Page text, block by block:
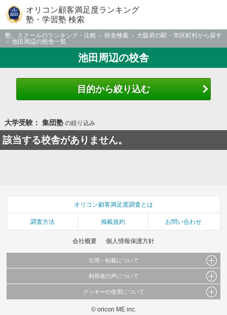
オリコン顧客満足度ランキング
塾・学習塾 検索
塾、スクールのランキング・比較 校舎検索
大阪府の駅・市区町村から探す
池田周辺の校舎一覧
池田周辺の校舎
目的から絞り込む
大学受験： 集団塾の絞り込み
該当する校舎がありません。
オリコン顧客満足度調査とは
調査方法 掲載規約 お問い合わせ
会社概要 個人情報保護方針
引用・転載について
当サイトで公開されている情報（文字、写真、イラスト、画像データ等）及びこれらの配
これらの情報を権利者の許可なく無断転載・複製などの二次利用を行うことは固く禁じて
利用者の声について
当サイトに掲載している内容はすべてサービスの利用者が提出された見解・感想です。
弊社の見解・ 意見ではないことをご理解いただいた上でご覧ください。
クッキーの使用について
このサイトでは Cookie を使用して、ユーザーに合わせたコンテンツや広告の表示、ソー
© oricon ME inc.